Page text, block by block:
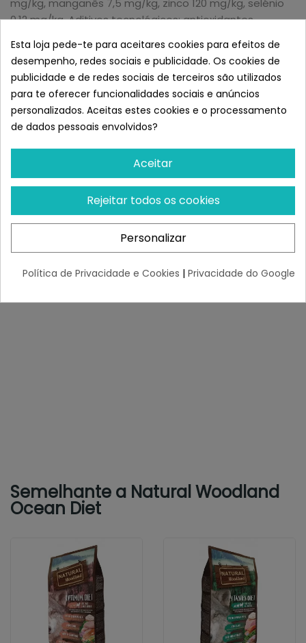
0,12 mg/kg. Aditivos tecnológicos: antioxidantes
Total de ingredientes à base de carne: 39%
Energia metabolizável:3800 kcal/kg.
Dieta formulada sem glúten, sem batata, sem lactose,
sem corantes, sem aromatizantes e sem
conservantes artificiais.
Tabela De Dosagem:
Semelhante a Natural Woodland
Ocean Diet
Esta loja pede-te para aceitares cookies para efeitos de
desempenho, redes sociais e publicidade. Os cookies de
publicidade e de redes sociais de terceiros são utilizados
para te oferecer funcionalidades sociais e anúncios
personalizados. Aceitas estes cookies e o processamento
de dados pessoais envolvidos?
Aceitar
Rejeitar todos os cookies
Personalizar
Política de Privacidade e Cookies | Privacidade do Google